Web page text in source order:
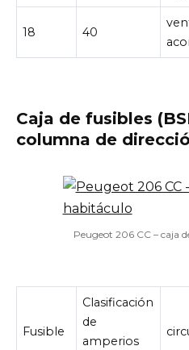
18 40
Caja de fusibles
columna de
Peugeot 206 CC – caja
Fusible
Clasificación
de
amperios